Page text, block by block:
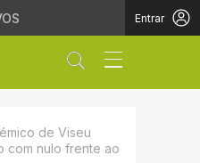
Entrar
Abrir campo
ao
de Viseu
com nulo frente ao